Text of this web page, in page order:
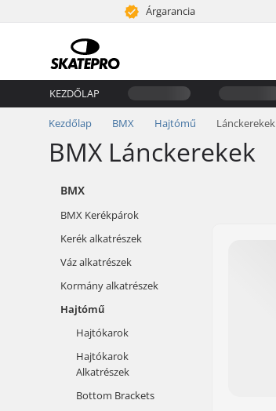
Árgarancia
KEZDŐLAP
Kezdőlap BMX Hajtómű Lánckerekek
BMX Lánckerekek
BMX
BMX Kerékpárok
Kerék alkatrészek
Váz alkatrészek
Kormány alkatrészek
Hajtómű
Hajtókarok
Hajtókarok
Alkatrészek
Bottom Brackets